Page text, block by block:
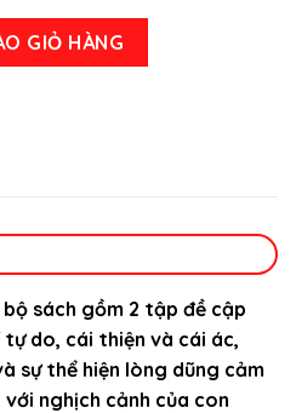
Tội Phạm – Stanton E.
GIỎ HÀNG
sách gồm 2 tập đề cập
tự do, cái thiện và cái ác,
sự thể hiện lòng dũng cảm
nghịch cảnh của con